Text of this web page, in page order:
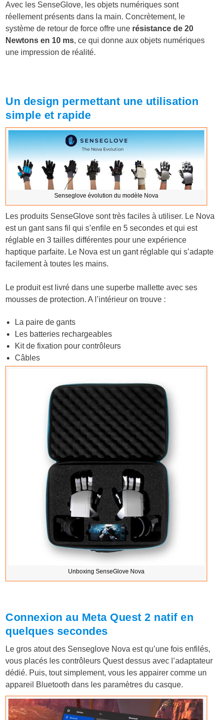
Avec les SenseGlove, les objets numériques sont
réellement présents dans la main. Concrètement, le
système de retour de force offre une résistance de 20
Newtons en 10 ms, ce qui donne aux objets numériques
une impression de réalité.
Un design permettant une utilisation
simple et rapide
Senseglove évolution du modèle Nova
Les produits SenseGlove sont très faciles à utiliser. Le Nova
est un gant sans fil qui s’enfile en 5 secondes et qui est
réglable en 3 tailles différentes pour une expérience
haptique parfaite. Le Nova est un gant réglable qui s’adapte
facilement à toutes les mains.
Le produit est livré dans une superbe mallette avec ses
mousses de protection. A l’intérieur on trouve :
La paire de gants
Les batteries rechargeables
Kit de fixation pour contrôleurs
Câbles
Unboxing SenseGlove Nova
Connexion au Meta Quest 2 natif en
quelques secondes
Le gros atout des Senseglove Nova est qu’une fois enfilés,
vous placés les contrôleurs Quest dessus avec l’adaptateur
dédié. Puis, tout simplement, vous les appairer comme un
appareil Bluetooth dans les paramètres du casque.